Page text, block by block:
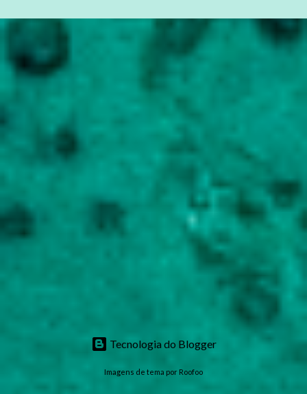
Tecnologia do Blogger
Imagens de tema por Roofoo